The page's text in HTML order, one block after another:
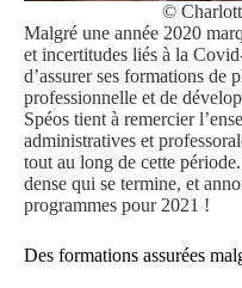
©
Malgré une année 2020
et incertitudes liés à la
d’assurer ses formations de
professionnelle et de
Spéos tient à remercier
administratives et
tout au long de cette
dense qui se termine, et
programmes pour 2021 !
Des formations assurées